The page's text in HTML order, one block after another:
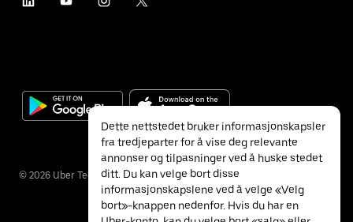
© 2026 Uber Technologies Inc.
Dette nettstedet bruker informasjonskapsler
fra tredjeparter for å vise deg relevante
annonser og tilpasninger ved å huske stedet
ditt. Du kan velge bort disse
informasjonskapslene ved å velge «Velg
bort»-knappen nedenfor. Hvis du har en